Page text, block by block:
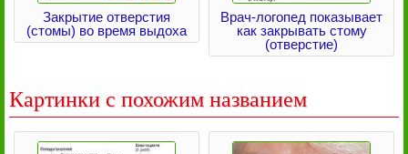
Закрытие отверстия
(стомы) во время выдоха
Врач-логопед показывает
как закрывать стому
(отверстие)
Картинки с похожим названием